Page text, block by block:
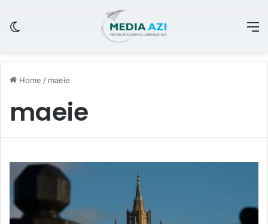
Home / maeie
maeie